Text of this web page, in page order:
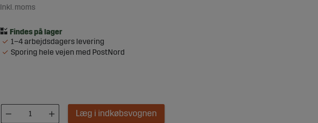
Inkl. moms
1–4 arbejdsdagers levering
Sporing hele vejen med PostNord
Læg i indkøbsvognen